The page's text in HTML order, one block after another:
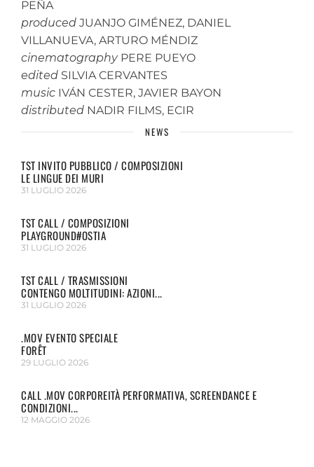
PEÑA
produced JUANJO GIMÉNEZ, DANIEL
VILLANUEVA, ARTURO MÉNDIZ
cinematography PERE PUEYO
edited SILVIA CERVANTES
music IVÁN CESTER, JAVIER BAYON
distributed NADIR FILMS, ECIR
NEWS
TST INVITO PUBBLICO / COMPOSIZIONI
LE LINGUE DEI MURI
31 LUGLIO 2026
TST CALL / COMPOSIZIONI
PLAYGROUND#OSTIA
31 LUGLIO 2026
TST CALL / TRASMISSIONI
CONTENGO MOLTITUDINI: AZIONI...
31 LUGLIO 2026
.MOV EVENTO SPECIALE
FORÊT
29 LUGLIO 2026
CALL .MOV CORPOREITÀ PERFORMATIVA, SCREENDANCE E
CONDIZIONI...
12 MAGGIO 2026